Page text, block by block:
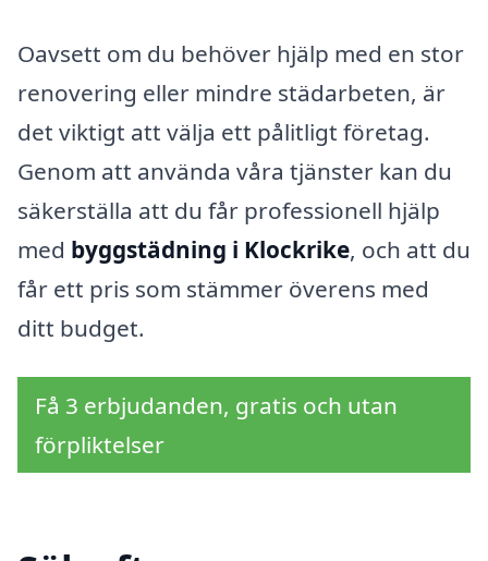
Oavsett om du behöver hjälp med en stor
renovering eller mindre städarbeten, är
det viktigt att välja ett pålitligt företag.
Genom att använda våra tjänster kan du
säkerställa att du får professionell hjälp
med byggstädning i Klockrike, och att du
får ett pris som stämmer överens med
ditt budget.
Få 3 erbjudanden, gratis och utan
förpliktelser